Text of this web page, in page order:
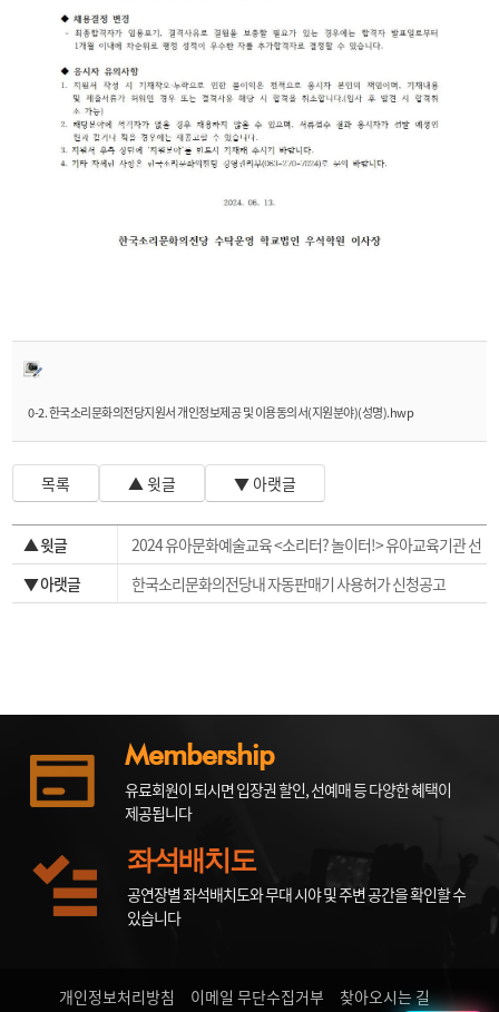
0-2. 한국소리문화의전당지원서 개인정보제공 및 이용동의서(지원분야)(성명).hwp
목록 ▲ 윗글 ▼ 아랫글
▲ 윗글
2024 유아문화예술교육 <소리터? 놀이터!> 유아교육기관 선
정발표
▼ 아랫글 한국소리문화의전당내 자동판매기 사용허가 신청공고
Membership
유료회원이 되시면 입장권 할인, 선예매 등 다양한 혜택이
제공됩니다
좌석배치도
공연장별 좌석배치도와 무대 시야 및 주변 공간을 확인할 수
있습니다
개인정보처리방침 이메일 무단수집거부 찾아오시는 길